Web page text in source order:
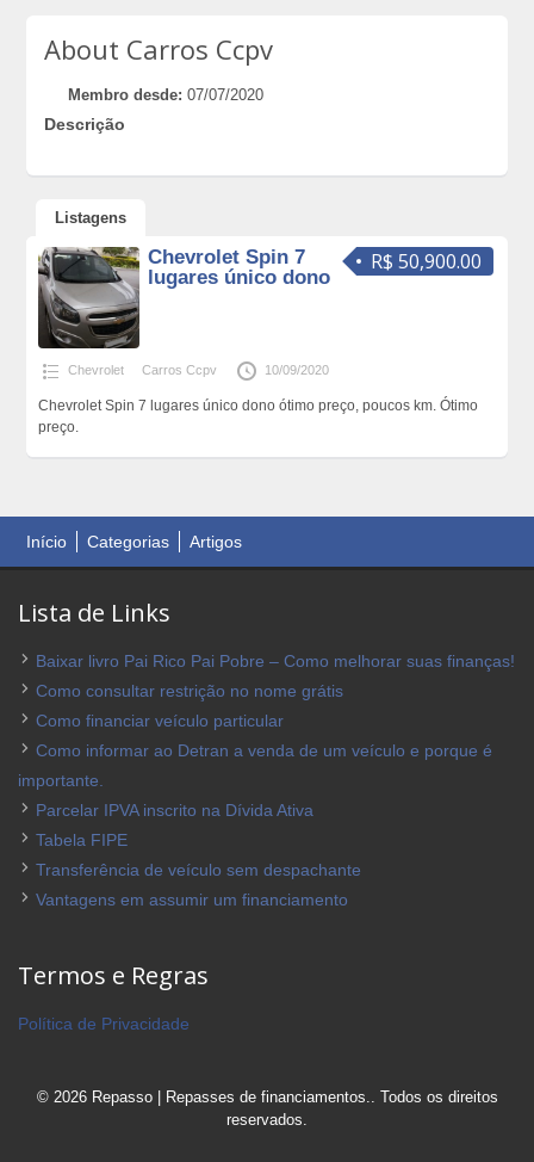
About Carros Ccpv
Membro desde: 07/07/2020
Descrição
Listagens
R$ 50,900.00
Chevrolet Spin 7
lugares único dono
Chevrolet Carros Ccpv 10/09/2020
Chevrolet Spin 7 lugares único dono ótimo preço, poucos km. Ótimo
preço.
Início Categorias Artigos
Lista de Links
Baixar livro Pai Rico Pai Pobre – Como melhorar suas finanças!
Como consultar restrição no nome grátis
Como financiar veículo particular
Como informar ao Detran a venda de um veículo e porque é
importante.
Parcelar IPVA inscrito na Dívida Ativa
Tabela FIPE
Transferência de veículo sem despachante
Vantagens em assumir um financiamento
Termos e Regras
Política de Privacidade
© 2026 Repasso | Repasses de financiamentos.. Todos os direitos
reservados.